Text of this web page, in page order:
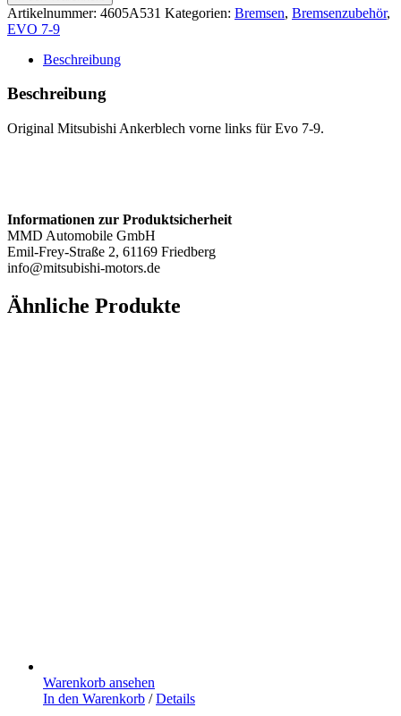
links
-
Evo
Menge
Artikelnummer: 4605A531 Kategorien: Bremsen, Bremsenzubehör,
EVO 7-9
Beschreibung
Beschreibung
Original Mitsubishi Ankerblech vorne links für Evo 7-9.
Informationen zur Produktsicherheit
MMD Automobile GmbH
Emil-Frey-Straße 2, 61169 Friedberg
info@mitsubishi-motors.de
Ähnliche Produkte
Warenkorb ansehen
In den Warenkorb / Details